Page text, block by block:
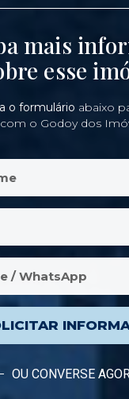
mais
esse
o formulário abaixo
com o Godoy dos
OU CONVERSE